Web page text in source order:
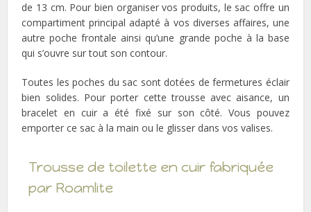
de 13 cm. Pour bien organiser vos produits, le sac offre un
compartiment principal adapté à vos diverses affaires, une
autre poche frontale ainsi qu’une grande poche à la base
qui s’ouvre sur tout son contour.
Toutes les poches du sac sont dotées de fermetures éclair
bien solides. Pour porter cette trousse avec aisance, un
bracelet en cuir a été fixé sur son côté. Vous pouvez
emporter ce sac à la main ou le glisser dans vos valises.
Trousse de toilette en cuir fabriquée
par Roamlite